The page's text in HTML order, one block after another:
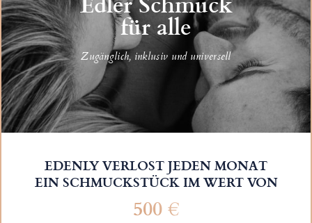
für alle
Zugänglich, inklusiv und universell
EDENLY VERLOST JEDEN MONAT
EIN SCHMUCKSTÜCK IM WERT VON
500 €